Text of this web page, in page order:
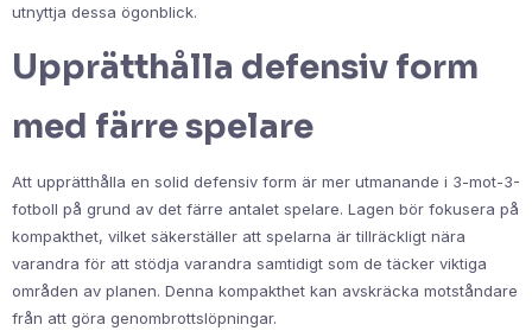
utnyttja dessa ögonblick.
Upprätthålla defensiv form
med färre spelare
Att upprätthålla en solid defensiv form är mer utmanande i 3-mot-3-
fotboll på grund av det färre antalet spelare. Lagen bör fokusera på
kompakthet, vilket säkerställer att spelarna är tillräckligt nära
varandra för att stödja varandra samtidigt som de täcker viktiga
områden av planen. Denna kompakthet kan avskräcka motståndare
från att göra genombrottslöpningar.